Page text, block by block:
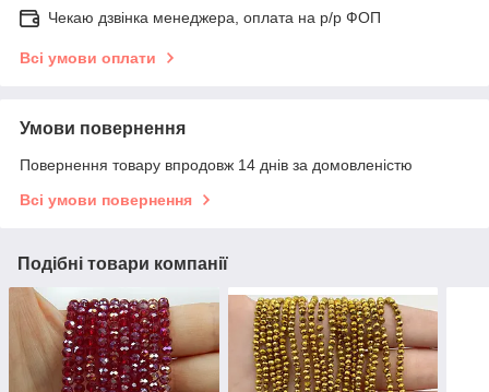
Чекаю дзвінка менеджера, оплата на р/р ФОП
Всі умови оплати
Умови повернення
Повернення товару впродовж 14 днів за домовленістю
Всі умови повернення
Подібні товари компанії